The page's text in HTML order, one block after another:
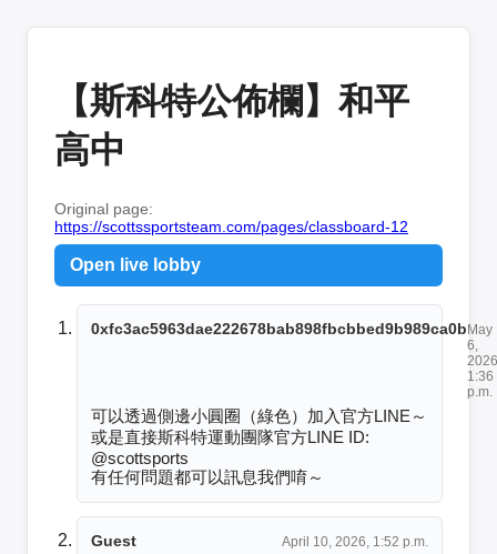
【斯科特公佈欄】和平
高中
Original page:
https://scottssportsteam.com/pages/classboard-12
Open live lobby
0xfc3ac5963dae222678bab898fbcbbed9b989ca0bMay
6,
1:36
p.m.
可以透過側邊小圓圈（綠色）加入官方LINE～
或是直接斯科特運動團隊官方LINE ID:
@scottsports
有任何問題都可以訊息我們唷～
Guest April 10, 2026, 1:52 p.m.